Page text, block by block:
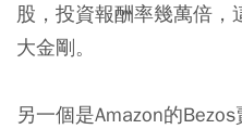
股，投資報酬率幾萬倍，
大金剛。
另一個是Amazon的